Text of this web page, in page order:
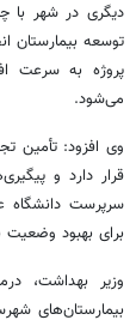
توسعه بیمارستان
پروژه به سرعت
می‌شود.
قرار دارد و
سرپرست دانشگاه
برای بهبود وضعیت
وزیر بهداشت،
بیمارستان‌های